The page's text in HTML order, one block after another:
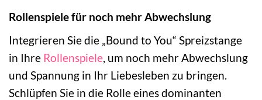
Rollenspiele für noch mehr Abwechslung
Integrieren Sie die „Bound to You“ Spreizstange
in Ihre Rollenspiele, um noch mehr Abwechslung
und Spannung in Ihr Liebesleben zu bringen.
Schlüpfen Sie in die Rolle eines dominanten